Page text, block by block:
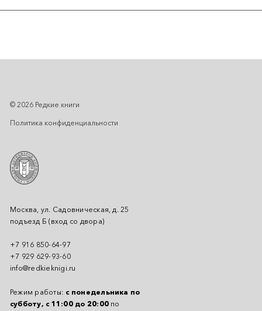
Москва, ул. Садовническая, д. 25
подъезд Б (вход со двора)
+7 916 850-64-97
+7 929 629-93-60
info@redkieknigi.ru
Режим работы: с понедельника по
субботу, с 11:00 до 20:00 по
© 2026 Редкие книги
Политика конфиденциальности